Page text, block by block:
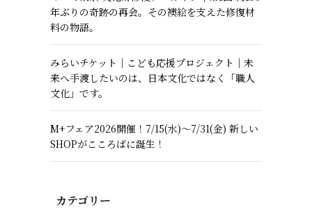
年ぶりの奇跡の再会。その襖絵を支えた修復材
料の物語。
みらいチケット｜こども応援プロジェクト｜未
来へ手渡したいのは、日本文化ではなく「職人
文化」です。
M+フェア2026開催！7/15(水)～7/31(金) 新しい
SHOPがこころばに誕生！
カテゴリー